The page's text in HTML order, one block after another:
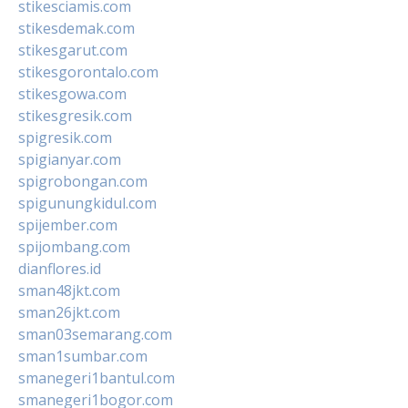
stikesciamis.com
stikesdemak.com
stikesgarut.com
stikesgorontalo.com
stikesgowa.com
stikesgresik.com
spigresik.com
spigianyar.com
spigrobongan.com
spigunungkidul.com
spijember.com
spijombang.com
dianflores.id
sman48jkt.com
sman26jkt.com
sman03semarang.com
sman1sumbar.com
smanegeri1bantul.com
smanegeri1bogor.com